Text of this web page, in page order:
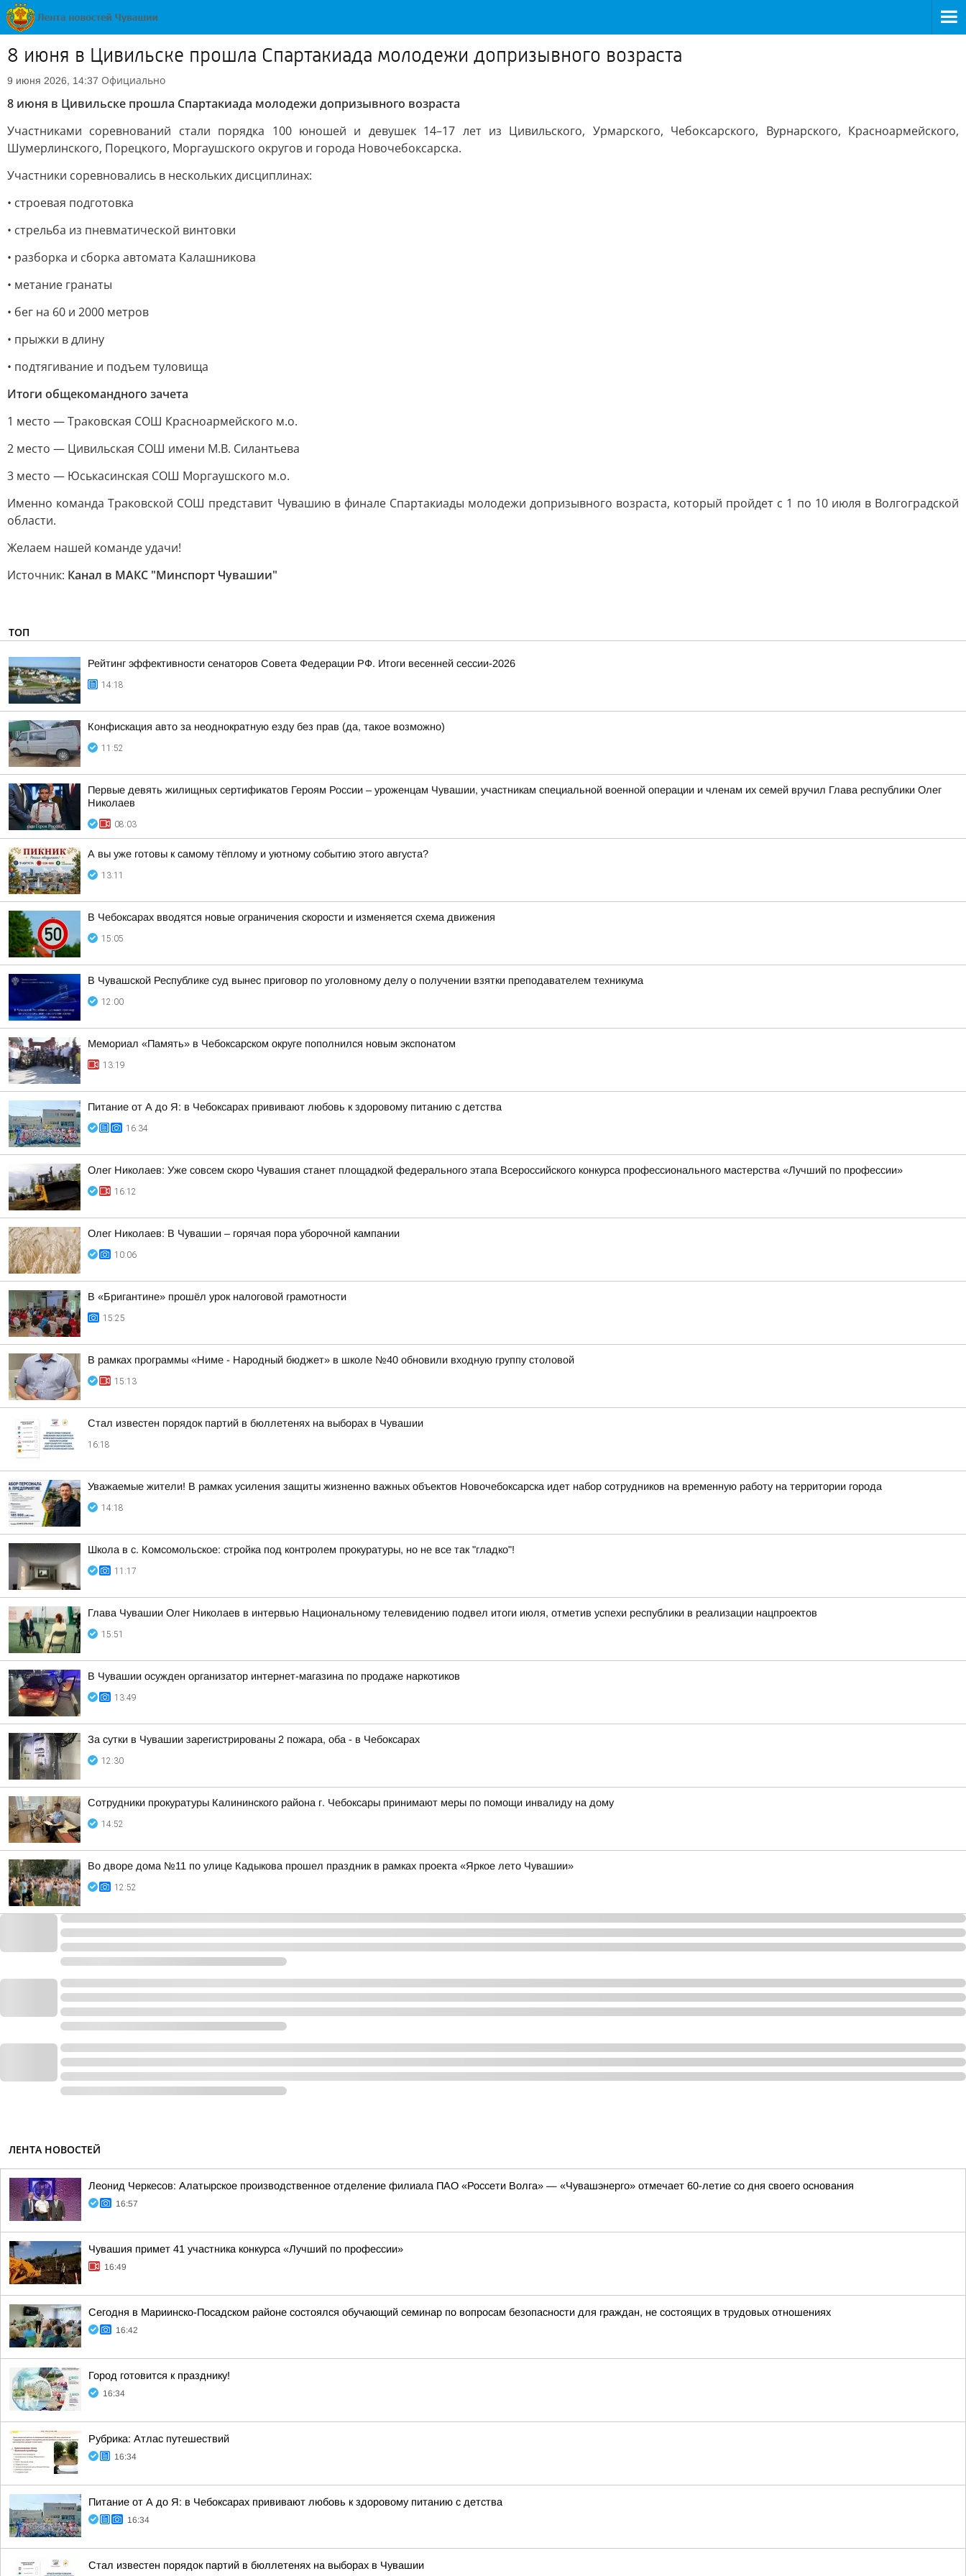
8 июня в Цивильске прошла Спартакиада молодежи допризывного возраста
9 июня 2026, 14:37 Официально
8 июня в Цивильске прошла Спартакиада молодежи допризывного возраста
Участниками соревнований стали порядка 100 юношей и девушек 14–17 лет из Цивильского, Урмарского, Чебоксарского, Вурнарского, Красноармейского,
Шумерлинского, Порецкого, Моргаушского округов и города Новочебоксарска.
Участники соревновались в нескольких дисциплинах:
• строевая подготовка
• стрельба из пневматической винтовки
• разборка и сборка автомата Калашникова
• метание гранаты
• бег на 60 и 2000 метров
• прыжки в длину
• подтягивание и подъем туловища
Итоги общекомандного зачета
1 место — Траковская СОШ Красноармейского м.о.
2 место — Цивильская СОШ имени М.В. Силантьева
3 место — Юськасинская СОШ Моргаушского м.о.
Именно команда Траковской СОШ представит Чувашию в финале Спартакиады молодежи допризывного возраста, который пройдет с 1 по 10 июля в Волгоградской
области.
Желаем нашей команде удачи!
Источник: Канал в МАКС "Минспорт Чувашии"
ТОП
Рейтинг эффективности сенаторов Совета Федерации РФ. Итоги весенней сессии-2026
14:18
Конфискация авто за неоднократную езду без прав (да, такое возможно)
11:52
Первые девять жилищных сертификатов Героям России – уроженцам Чувашии, участникам специальной военной операции и членам их семей вручил Глава республики Олег
Николаев
08:03
А вы уже готовы к самому тёплому и уютному событию этого августа?
13:11
В Чебоксарах вводятся новые ограничения скорости и изменяется схема движения
15:05
В Чувашской Республике суд вынес приговор по уголовному делу о получении взятки преподавателем техникума
12:00
Мемориал «Память» в Чебоксарском округе пополнился новым экспонатом
13:19
Питание от А до Я: в Чебоксарах прививают любовь к здоровому питанию с детства
16:34
Олег Николаев: Уже совсем скоро Чувашия станет площадкой федерального этапа Всероссийского конкурса профессионального мастерства «Лучший по профессии»
16:12
Олег Николаев: В Чувашии – горячая пора уборочной кампании
10:06
В «Бригантине» прошёл урок налоговой грамотности
15:25
В рамках программы «Ниме - Народный бюджет» в школе №40 обновили входную группу столовой
15:13
Стал известен порядок партий в бюллетенях на выборах в Чувашии
16:18
Уважаемые жители! В рамках усиления защиты жизненно важных объектов Новочебоксарска идет набор сотрудников на временную работу на территории города
14:18
Школа в с. Комсомольское: стройка под контролем прокуратуры, но не все так "гладко"!
11:17
Глава Чувашии Олег Николаев в интервью Национальному телевидению подвел итоги июля, отметив успехи республики в реализации нацпроектов
15:51
В Чувашии осужден организатор интернет-магазина по продаже наркотиков
13:49
За сутки в Чувашии зарегистрированы 2 пожара, оба - в Чебоксарах
12:30
Сотрудники прокуратуры Калининского района г. Чебоксары принимают меры по помощи инвалиду на дому
14:52
Во дворе дома №11 по улице Кадыкова прошел праздник в рамках проекта «Яркое лето Чувашии»
12:52
ЛЕНТА НОВОСТЕЙ
Леонид Черкесов: Алатырское производственное отделение филиала ПАО «Россети Волга» — «Чувашэнерго» отмечает 60-летие со дня своего основания
16:57
Чувашия примет 41 участника конкурса «Лучший по профессии»
16:49
Сегодня в Мариинско-Посадском районе состоялся обучающий семинар по вопросам безопасности для граждан, не состоящих в трудовых отношениях
16:42
Город готовится к празднику!
16:34
Рубрика: Атлас путешествий
16:34
Питание от А до Я: в Чебоксарах прививают любовь к здоровому питанию с детства
16:34
Стал известен порядок партий в бюллетенях на выборах в Чувашии